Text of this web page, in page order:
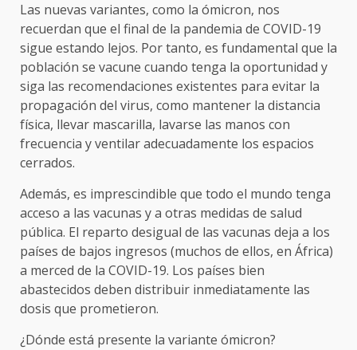
Las nuevas variantes, como la ómicron, nos
recuerdan que el final de la pandemia de COVID-19
sigue estando lejos. Por tanto, es fundamental que la
población se vacune cuando tenga la oportunidad y
siga las recomendaciones existentes para evitar la
propagación del virus, como mantener la distancia
física, llevar mascarilla, lavarse las manos con
frecuencia y ventilar adecuadamente los espacios
cerrados.
Además, es imprescindible que todo el mundo tenga
acceso a las vacunas y a otras medidas de salud
pública. El reparto desigual de las vacunas deja a los
países de bajos ingresos (muchos de ellos, en África)
a merced de la COVID-19. Los países bien
abastecidos deben distribuir inmediatamente las
dosis que prometieron.
¿Dónde está presente la variante ómicron?